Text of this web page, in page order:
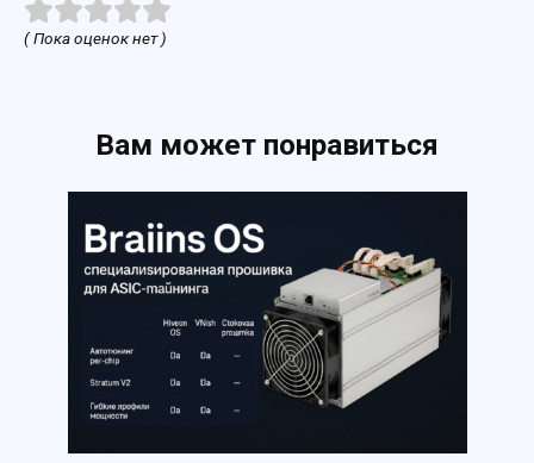
( Пока оценок нет )
Вам может понравиться